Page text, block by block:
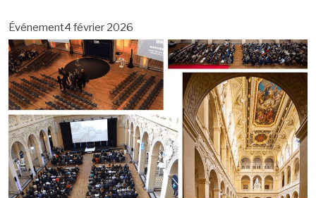
Événement4 février 2026